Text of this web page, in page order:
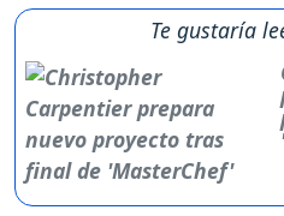
Te gustaría